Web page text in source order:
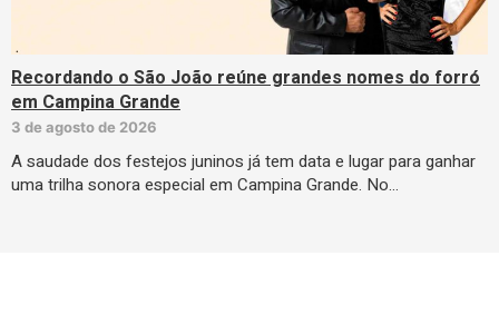
Recordando o São João reúne grandes nomes do forró
em Campina Grande
3 de agosto de 2026
A saudade dos festejos juninos já tem data e lugar para ganhar
uma trilha sonora especial em Campina Grande. No…